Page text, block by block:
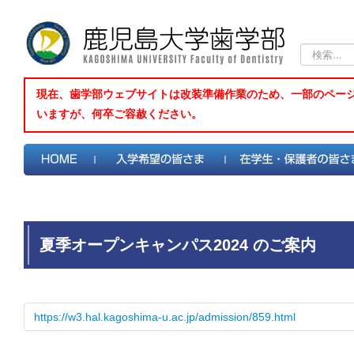
索...
現在、歯学部ウェブサイトは改装準備作業のため、一部のペ
いますが、何卒ご容赦ください。
夏季オープンキャンパス2024 のご案内
https://w3.hal.kagoshima-u.ac.jp/admission/859.html